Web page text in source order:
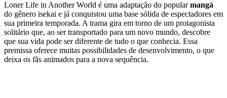
Loner Life in Another World é uma adaptação do popularmangá
do gênero isekai e já conquistou uma base sólida de espectadores em
sua primeira temporada. A trama gira em torno de um protagonista
solitário que, ao ser transportado para um novo mundo, descobre
que sua vida pode ser diferente de tudo o que conhecia. Essa
premissa oferece muitas possibilidades de desenvolvimento, o que
deixa os fãs animados para a nova sequência.